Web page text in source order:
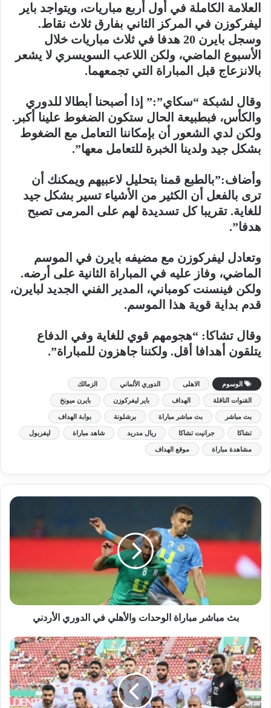
العلامة الكاملة في أول أربع مباريات، ويتواجد باير
ليفركوزن في المركز الثاني بفارق ثلاث نقاط.
وسجل بايرن 20 هدفا في ثلاث مباريات خلال
الأسبوع الماضي، ولكن اللاعب السويسري لا يشعر
بالانزعاج قبل المباراة التي تجمعهما.
وقال لشبكة “سكاي”:” إذا أصبحنا أبطالا للدوري
والكأس، فبطبيعة الحال ستكون الضغوط علينا أكبر.
ولكن لدي الشعور أن بإمكاننا التعامل مع الضغوط
بشكل جيد ولدينا الخبرة للتعامل معها”.
وأضاف:”بالطبع قمنا بتحليل لاعبيهم ويمكنك أن
ترى بالفعل أن الكثير من الأشياء تسير بشكل جيد
للغاية. تقريبا كل تسديدة لهم على المرمى تصبح
هدفا”.
وتعادل ليفركوزن مع مضيفه بايرن في الموسم
الماضي، وفاز عليه في المباراة الثانية على أرضه.
ولكن فينسنت كومباني، المدير الفني الجديد لبايرن،
قدم بداية قوية هذا الموسم.
وقال تشاكا: “هجومهم قوي للغاية وفي الدفاع
يتلقون أهدافا أقل. ولكننا جاهزون للمباراة”.
الوسوم الاهلى الدوري الألماني الزمالك
القنوات الناقلة الهداف باير ليفركوزن بايرن ميونخ
بث مباشر بث مباشر مباراة برشلونة بوابة الهداف
تشاكا جرانيت تشاكا ريال مدريد شاهد مباراة ليفربول
مشاهدة مباراة موقع الهداف
بث مباشر مباراة الوحدات والأهلي في الدوري الأردني